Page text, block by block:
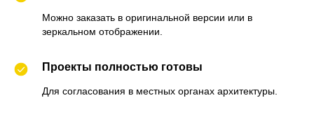
Можно заказать в оригинальной версии или в
зеркальном отображении.
Проекты полностью готовы
Для согласования в местных органах архитектуры.